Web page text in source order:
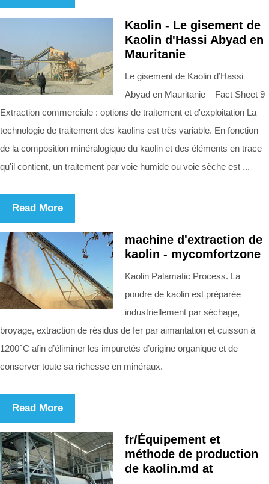
Kaolin - Le gisement de
Kaolin d'Hassi Abyad en
Mauritanie
Le gisement de Kaolin d’Hassi
Abyad en Mauritanie ‒ Fact Sheet 9
Extraction commerciale : options de traitement et d'exploitation La
technologie de traitement des kaolins est très variable. En fonction
de la composition minéralogique du kaolin et des éléments en trace
qu'il contient, un traitement par voie humide ou voie sèche est ...
Read More
machine d'extraction de
kaolin - mycomfortzone
Kaolin Palamatic Process. La
poudre de kaolin est préparée
industriellement par séchage,
broyage, extraction de résidus de fer par aimantation et cuisson à
1200°C afin d’éliminer les impuretés d’origine organique et de
conserver toute sa richesse en minéraux.
Read More
fr/Équipement et
méthode de production
de kaolin.md at